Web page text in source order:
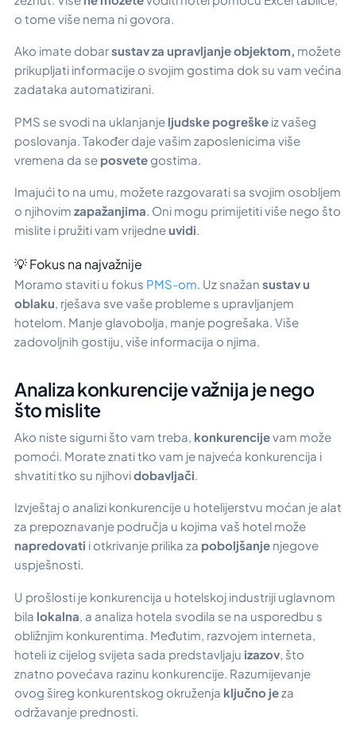
o tome više nema ni govora.
Ako imate dobarsustav za upravljanje objektom, možete
prikupljati informacije o svojim gostima dok su vam većina
zadataka automatizirani.
PMS se svodi na uklanjanje ljudske pogreške iz vašeg
poslovanja. Također daje vašim zaposlenicima više
vremena da se posvete gostima.
Imajući to na umu, možete razgovarati sa svojim osobljem
o njihovim zapažanjima. Oni mogu primijetiti više nego što
mislite i pružiti vam vrijedneuvidi.
💡 Fokus na najvažnije
Moramo staviti u fokus PMS-om. Uz snažan sustav u
oblaku, rješava sve vaše probleme s upravljanjem
hotelom. Manje glavobolja, manje pogrešaka. Više
zadovoljnih gostiju, više informacija o njima.
Analiza konkurencije važnija je nego
što mislite
Ako niste sigurni što vam treba, konkurencijevam može
pomoći. Morate znati tko vam je najveća konkurencija i
shvatiti tko su njihovidobavljači.
Izvještaj o analizi konkurencije u hotelijerstvu moćan je alat
za prepoznavanje područja u kojima vaš hotel može
napredovati i otkrivanje prilika za poboljšanje njegove
uspješnosti.
U prošlosti je konkurencija u hotelskoj industriji uglavnom
bila lokalna, a analiza hotela svodila se na usporedbu s
obližnjim konkurentima. Međutim, razvojem interneta,
hoteli iz cijelog svijeta sada predstavljaju izazov, što
znatno povećava razinu konkurencije. Razumijevanje
ovog šireg konkurentskog okruženja ključno jeza
održavanje prednosti.